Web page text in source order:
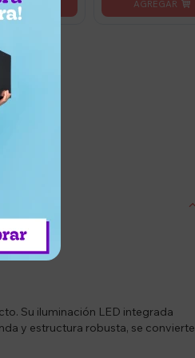
Su iluminación LED integrada
y estructura robusta, se convierte